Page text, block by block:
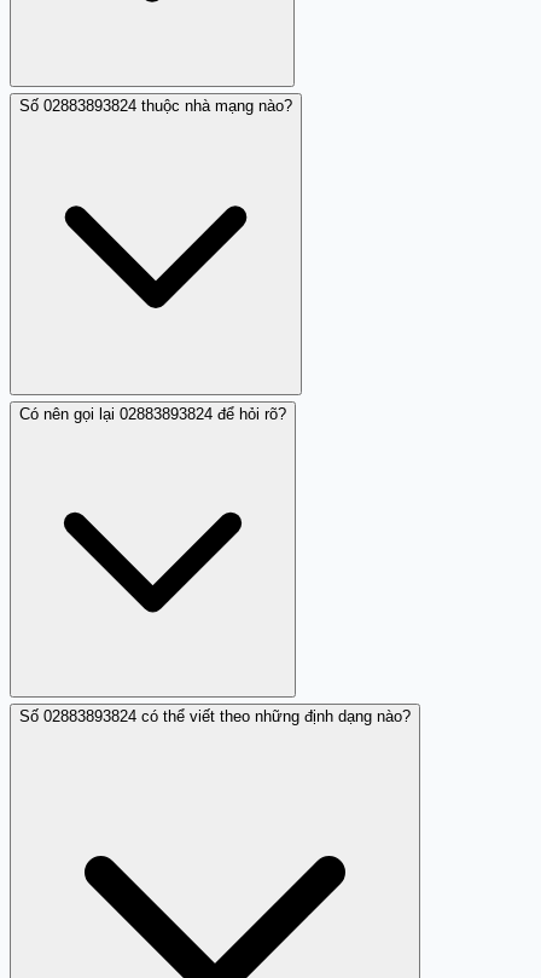
Hầu hết các điện thoại thông minh có chức năng chặn
'Chặn liên hệ này'. Trên Android, mở ứng dụng Điện
thoại, giữ số 02883893824 và chọn 'Chặn số'. Đồng thời
báo cáo số này qua tổng đài 156.
Số 02883893824 thuộc nhà mạng nào?
Số 02883893824 là số cố định (bắt đầu bằng 028), thường
đảm nguồn gốc hợp pháp của cuộc gọi, vì lừa đảo có thể
sử dụng công nghệ giả lập số hoặc số cấu hình giả.
Có nên gọi lại 02883893824 để hỏi rõ?
Không nên gọi lại 02883893824. Gọi lại có thể: xác nhận
liệu để kẻ lừa đảo khai thác. Thay vào đó, nếu nghi ngờ
nợ thật, hãy liên hệ trực tiếp với ngân hàng qua tổng đài
Số 02883893824 có thể viết theo những định dạng nào?